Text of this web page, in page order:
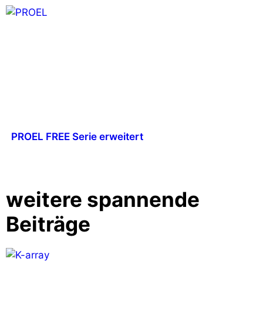
PROEL FREE Serie erweitert
weitere spannende
Beiträge